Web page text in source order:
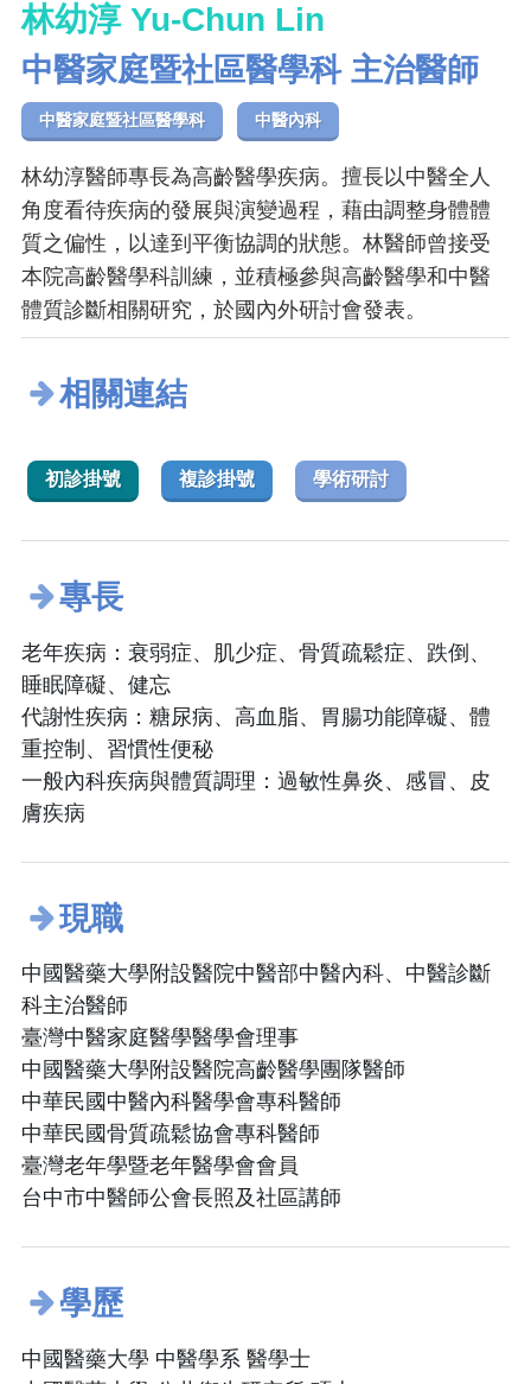
林幼淳 Yu-Chun Lin
中醫家庭暨社區醫學科 主治醫師
中醫家庭暨社區醫學科 中醫內科
林幼淳醫師專長為高齡醫學疾病。擅長以中醫全人
角度看待疾病的發展與演變過程，藉由調整身體體
質之偏性，以達到平衡協調的狀態。林醫師曾接受
本院高齡醫學科訓練，並積極參與高齡醫學和中醫
體質診斷相關研究，於國內外研討會發表。
相關連結
初診掛號 複診掛號 學術研討
專長
老年疾病：衰弱症、肌少症、骨質疏鬆症、跌倒、
睡眠障礙、健忘
代謝性疾病：糖尿病、高血脂、胃腸功能障礙、體
重控制、習慣性便秘
一般內科疾病與體質調理：過敏性鼻炎、感冒、皮
膚疾病
現職
中國醫藥大學附設醫院中醫部中醫內科、中醫診斷
科主治醫師
臺灣中醫家庭醫學醫學會理事
中國醫藥大學附設醫院高齡醫學團隊醫師
中華民國中醫內科醫學會專科醫師
中華民國骨質疏鬆協會專科醫師
臺灣老年學暨老年醫學會會員
台中市中醫師公會長照及社區講師
學歷
中國醫藥大學 中醫學系 醫學士